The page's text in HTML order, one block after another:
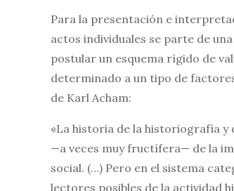
Para la presentación e
actos individuales se parte de
postular un esquema rígido de
determinado a un tipo de
de Karl Acham:
«La historia de la historiografía y
—a veces muy fructífera— de la
social. (…) Pero en el sistema
lectores posibles de la actividad